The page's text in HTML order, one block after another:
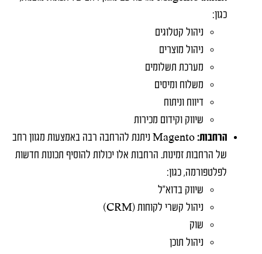
כגון:
ניהול קטלוגים
ניהול מוצרים
מערכת תשלומים
משלוח ומיסים
דיווח וניתוח
שיווק וקידום מכירות
הרחבות:
Magento ניתנת להרחבה רבה באמצעות מגוון רחב
של הרחבות זמינות. הרחבות אלו יכולות להוסיף תכונות חדשות
לפלטפורמה, כגון:
שיווק בדוא"ל
ניהול קשרי לקוחות (CRM)
שוק
ניהול תוכן